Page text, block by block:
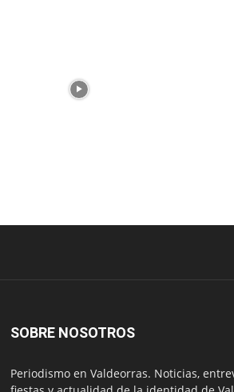
SOBRE NOSOTROS
Periodismo en Valdeorras. Noticias,